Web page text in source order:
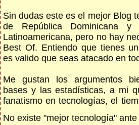
Sin dudas este es el mejor Blog
de República Dominicana
Latinoamericana, pero no hay
Best Of. Entiendo que tienes
es valido que seas atacado en
Me gustan los argumentos
bases y las estadísticas, a mi
fanatismo en tecnologías, el
No existe "mejor tecnología"